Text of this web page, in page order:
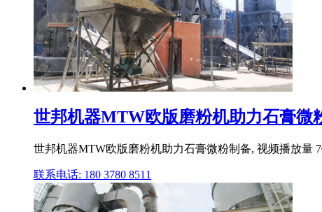
世邦机器MTW欧版磨粉机助力石膏微
世邦机器MTW欧版磨粉机助力石膏微粉制备, 视频播放量
联系电话: 180 3780 8511